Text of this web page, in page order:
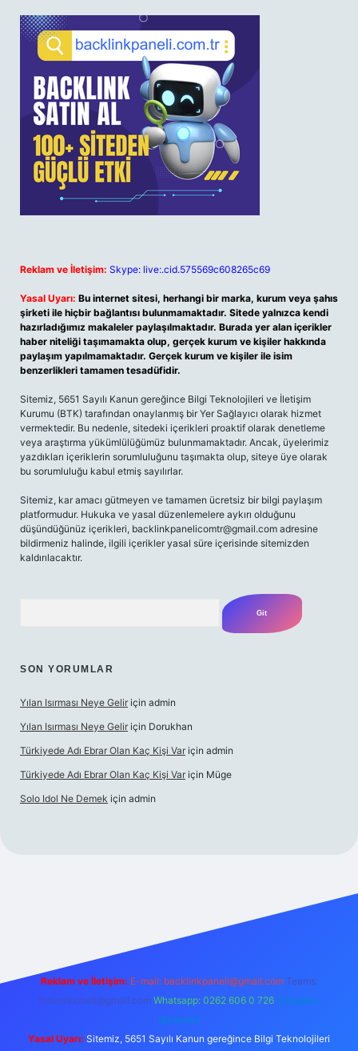
Reklam ve İletişim: Skype: live:.cid.575569c608265c69
Yasal Uyarı: Bu internet sitesi, herhangi bir marka, kurum veya şahıs
şirketi ile hiçbir bağlantısı bulunmamaktadır. Sitede yalnızca kendi
hazırladığımız makaleler paylaşılmaktadır. Burada yer alan içerikler
haber niteliği taşımamakta olup, gerçek kurum ve kişiler hakkında
paylaşım yapılmamaktadır. Gerçek kurum ve kişiler ile isim
benzerlikleri tamamen tesadüfidir.
Sitemiz, 5651 Sayılı Kanun gereğince Bilgi Teknolojileri ve İletişim
Kurumu (BTK) tarafından onaylanmış bir Yer Sağlayıcı olarak hizmet
vermektedir. Bu nedenle, sitedeki içerikleri proaktif olarak denetleme
veya araştırma yükümlülüğümüz bulunmamaktadır. Ancak, üyelerimiz
yazdıkları içeriklerin sorumluluğunu taşımakta olup, siteye üye olarak
bu sorumluluğu kabul etmiş sayılırlar.
Sitemiz, kar amacı gütmeyen ve tamamen ücretsiz bir bilgi paylaşım
platformudur. Hukuka ve yasal düzenlemelere aykırı olduğunu
düşündüğünüz içerikleri, backlinkpanelicomtr@gmail.com adresine
bildirmeniz halinde, ilgili içerikler yasal süre içerisinde sitemizden
kaldırılacaktır.
SON YORUMLAR
Yılan Isırması Neye Gelir için admin
Yılan Isırması Neye Gelir için Dorukhan
Türkiyede Adı Ebrar Olan Kaç Kişi Var için admin
Türkiyede Adı Ebrar Olan Kaç Kişi Var için Müge
Solo Idol Ne Demek için admin
Reklam ve İletişim: E-mail: backlinkpaneli@gmail.com Teams:
forumhizmeti@gmail.com Whatsapp: 0262 606 0 726 Telegram:
@karabul
Yasal Uyarı: Sitemiz, 5651 Sayılı Kanun gereğince Bilgi Teknolojileri